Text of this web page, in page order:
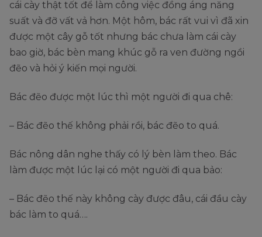
cái cày thật tốt để làm công việc đồng áng năng
suất và đỡ vất vả hơn. Một hôm, bác rất vui vì đã xin
được một cây gỗ tốt nhưng bác chưa làm cái cày
bao giờ, bác bèn mang khúc gỗ ra ven đường ngồi
đẽo và hỏi ý kiến mọi người.
Bác đẽo được một lúc thì một người đi qua chê:
– Bác đẽo thế không phải rồi, bác đẽo to quá.
Bác nông dân nghe thấy có lý bèn làm theo. Bác
làm được một lúc lại có một người đi qua bảo:
– Bác đẽo thế này không cày được đâu, cái đầu cày
bác làm to quá….